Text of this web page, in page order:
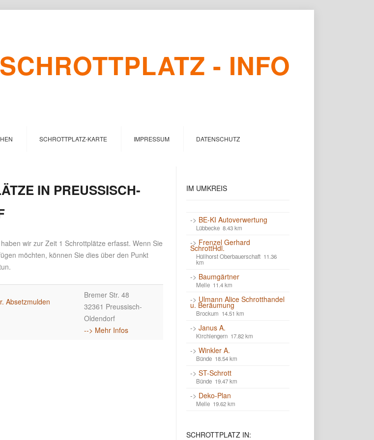
SCHROTTPLATZ - INFO
SCHROTTPLATZ-KARTE IMPRESSUM DATENSCHUTZ
IN PREUSSISCH-
wir zur Zeit 1 Schrottplätze erfasst. Wenn Sie
möchten, können Sie dies über den Punkt
Absetzmulden
Bremer Str. 48
32361 Preussisch-
Oldendorf
--> Mehr Infos
IM UMKREIS
-> BE-KI Autoverwertung
Lübbecke 8.43 km
-> Frenzel Gerhard
SchrottHdl.
Hüllhorst Oberbauerschaft 11.36
km
-> Baumgärtner
Melle 11.4 km
-> Ulmann Alice Schrotthandel
u. Beräumung
Brockum 14.51 km
->Janus A.
Kirchlengern 17.82 km
->Winkler A.
Bünde 18.54 km
->ST-Schrott
Bünde 19.47 km
-> Deko-Plan
Melle 19.62 km
SCHROTTPLATZ IN: